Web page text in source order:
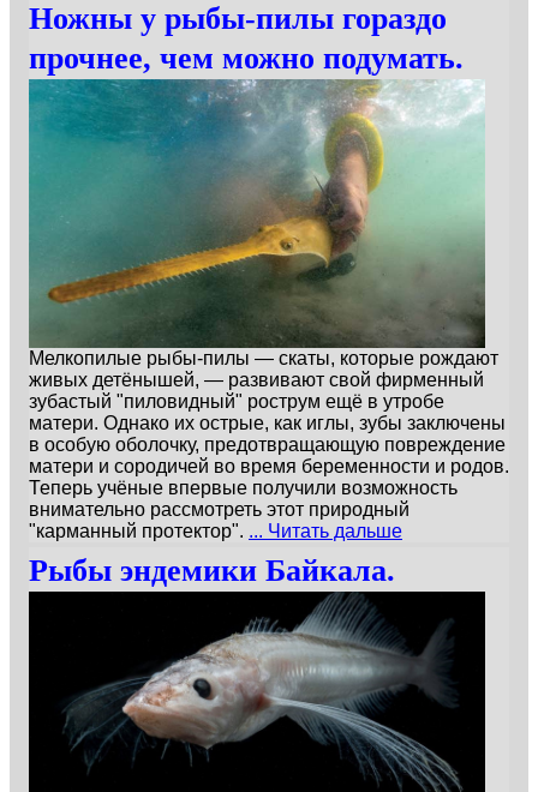
Ножны у рыбы-пилы гораздо
прочнее, чем можно подумать.
Мелкопилые рыбы-пилы — скаты, которые рождают
живых детёнышей, — развивают свой фирменный
зубастый "пиловидный" рострум ещё в утробе
матери. Однако их острые, как иглы, зубы заключены
в особую оболочку, предотвращающую повреждение
матери и сородичей во время беременности и родов.
Теперь учёные впервые получили возможность
внимательно рассмотреть этот природный
"карманный протектор". ... Читать дальше
Рыбы эндемики Байкала.